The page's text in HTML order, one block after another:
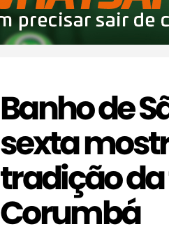
Banho de
sexta
tradição
Corumbá